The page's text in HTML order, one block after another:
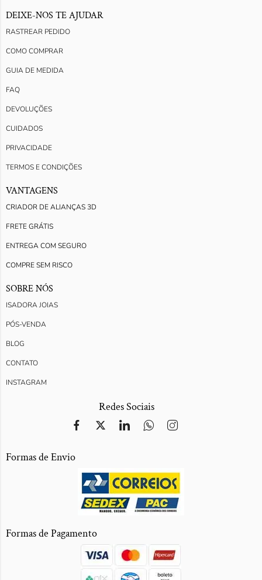
DEIXE-NOS TE AJUDAR
RASTREAR PEDIDO
COMO COMPRAR
GUIA DE MEDIDA
FAQ
DEVOLUÇÕES
CUIDADOS
PRIVACIDADE
TERMOS E CONDIÇÕES
VANTAGENS
CRIADOR DE ALIANÇAS 3D
FRETE GRÁTIS
ENTREGA COM SEGURO
COMPRE SEM RISCO
SOBRE NÓS
ISADORA JOIAS
PÓS-VENDA
BLOG
CONTATO
INSTAGRAM
Redes Sociais
Formas de Envio
Formas de Pagamento